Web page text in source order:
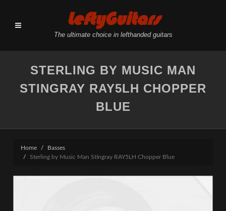
LeftyGuitars
The ultimate choice in lefthanded guitars
STERLING BY MUSIC MAN
STINGRAY RAY5LH CHOPPER
BLUE
Home
Basses
Sterling by Music Man Stingray RAY5LH Chopper Blue